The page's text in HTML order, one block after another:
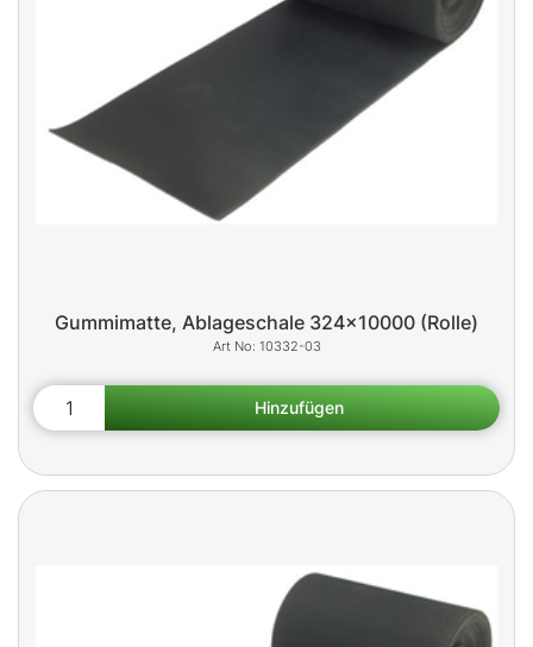
Gummimatte, Ablageschale 324x10000 (Rolle)
10332-03